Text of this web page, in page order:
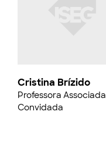
Cristina Brízido
Professora Associada
Convidada